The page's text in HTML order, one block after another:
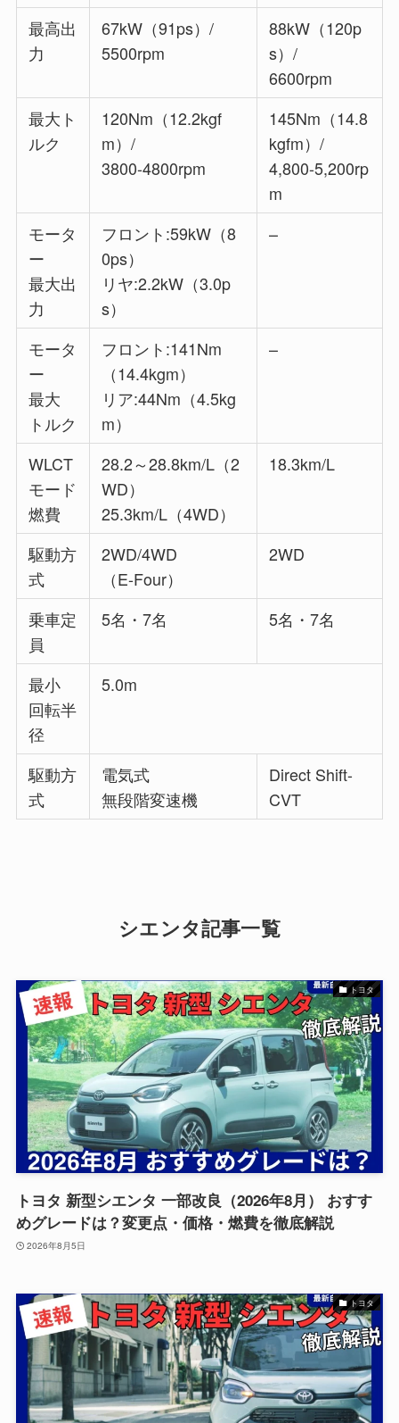
最高出
力
67kW（91ps）/
5500rpm
88kW（120p
s）/
6600rpm
最大ト
ルク
120Nm（12.2kgf
m）/
3800-4800rpm
145Nm（14.8
kgfm）/
4,800-5,200rp
m
モータ
ー
最大出
力
フロント:59kW（8
0ps）
リヤ:2.2kW（3.0p
s）
–
モータ
ー
最大
トルク
フロント:141Nm
（14.4kgm）
リア:44Nm（4.5kg
m）
–
WLCT
モード
燃費
28.2～28.8km/L（2
WD）
25.3km/L（4WD）
18.3km/L
駆動方
式
2WD/4WD
（E-Four）
2WD
乗車定
員
5名・7名 5名・7名
最小
回転半
径
5.0m
駆動方
式
電気式
無段階変速機
Direct Shift-
CVT
シエンタ記事一覧
トヨタ
トヨタ 新型シエンタ 一部改良（2026年8月） おすす
めグレードは？変更点・価格・燃費を徹底解説
2026年8月5日
トヨタ